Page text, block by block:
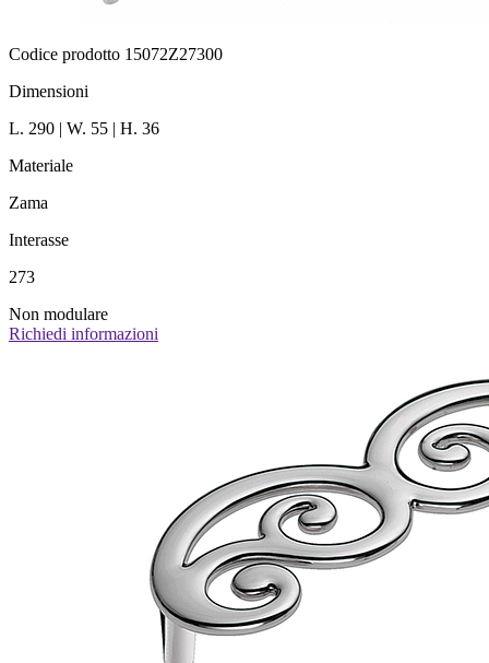
Codice prodotto 15072Z27300
Dimensioni
L. 290 | W. 55 | H. 36
Materiale
Zama
Interasse
273
Non modulare
Richiedi informazioni